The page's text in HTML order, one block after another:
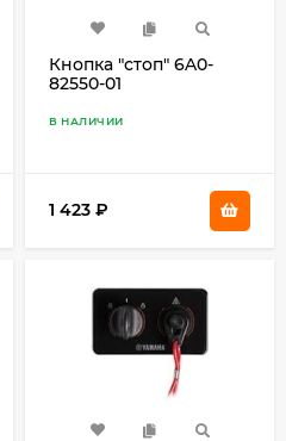
Кнопка "стоп" 6A0-
82550-01
В НАЛИЧИИ
1 423 ₽